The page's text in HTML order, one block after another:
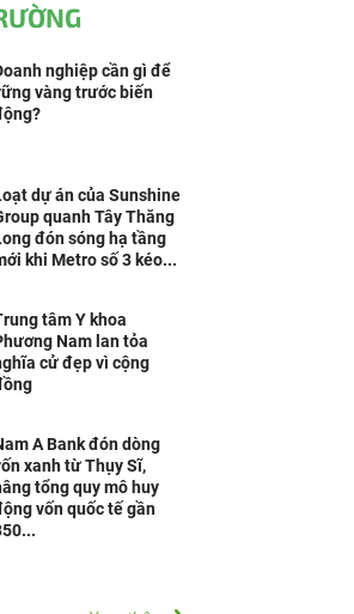
nghiệp cần gì để
vàng trước biến
dự án của Sunshine
quanh Tây Thăng
đón sóng hạ tầng
khi Metro số 3 kéo...
tâm Y khoa
Nam lan tỏa
cử đẹp vì cộng
A Bank đón dòng
xanh từ Thụy Sĩ,
tổng quy mô huy
vốn quốc tế gần